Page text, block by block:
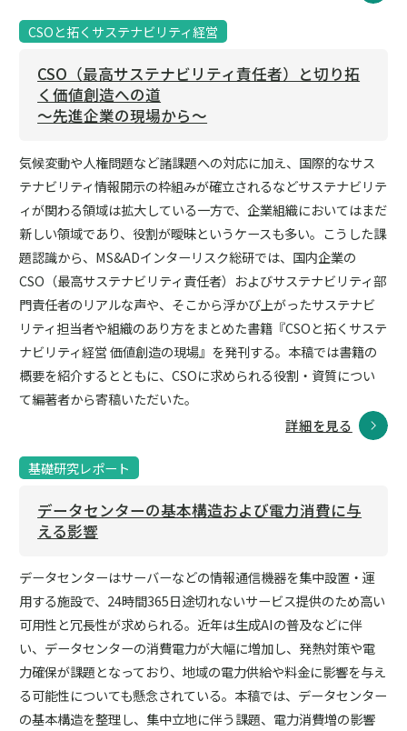
CSOと拓くサステナビリティ経営
CSO（最高サステナビリティ責任者）と切り拓
く価値創造への道
～先進企業の現場から～
気候変動や人権問題など諸課題への対応に加え、国際的なサス
テナビリティ情報開示の枠組みが確立されるなどサステナビリテ
ィが関わる領域は拡大している一方で、企業組織においてはまだ
新しい領域であり、役割が曖昧というケースも多い。こうした課
題認識から、MS&ADインターリスク総研では、国内企業の
CSO（最高サステナビリティ責任者）およびサステナビリティ部
門責任者のリアルな声や、そこから浮かび上がったサステナビ
リティ担当者や組織のあり方をまとめた書籍『CSOと拓くサステ
ナビリティ経営 価値創造の現場』を発刊する。本稿では書籍の
概要を紹介するとともに、CSOに求められる役割・資質につい
て編著者から寄稿いただいた。
詳細を見る
基礎研究レポート
データセンターの基本構造および電力消費に与
える影響
データセンターはサーバーなどの情報通信機器を集中設置・運
用する施設で、24時間365日途切れないサービス提供のため高い
可用性と冗長性が求められる。近年は生成AIの普及などに伴
い、データセンターの消費電力が大幅に増加し、発熱対策や電
力確保が課題となっており、地域の電力供給や料金に影響を与え
る可能性についても懸念されている。本稿では、データセンター
の基本構造を整理し、集中立地に伴う課題、電力消費増の影響